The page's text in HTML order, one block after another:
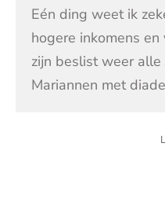
Eén ding weet ik
hogere inkomens
zijn beslist weer
Mariannen met